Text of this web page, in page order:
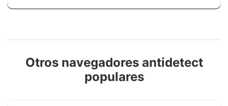
Otros navegadores antidetect
populares